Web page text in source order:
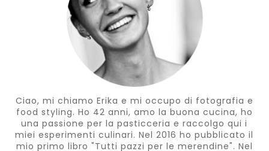
Ciao, mi chiamo Erika e mi occupo di fotografia e
food styling. Ho 42 anni, amo la buona cucina, ho
una passione per la pasticceria e raccolgo qui i
miei esperimenti culinari. Nel 2016 ho pubblicato il
mio primo libro "Tutti pazzi per le merendine". Nel